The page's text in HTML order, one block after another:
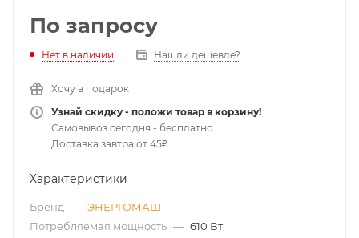
По запросу
Нет в наличии Нашли дешевле?
Хочу в подарок
Узнай скидку - положи товар в корзину!
Самовывоз сегодня - бесплатно
Доставка завтра от 45₽
Характеристики
Бренд — ЭНЕРГОМАШ
Потребляемая мощность — 610 Вт